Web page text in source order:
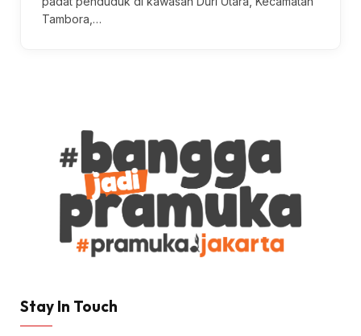
Tambora,…
Stay In Touch